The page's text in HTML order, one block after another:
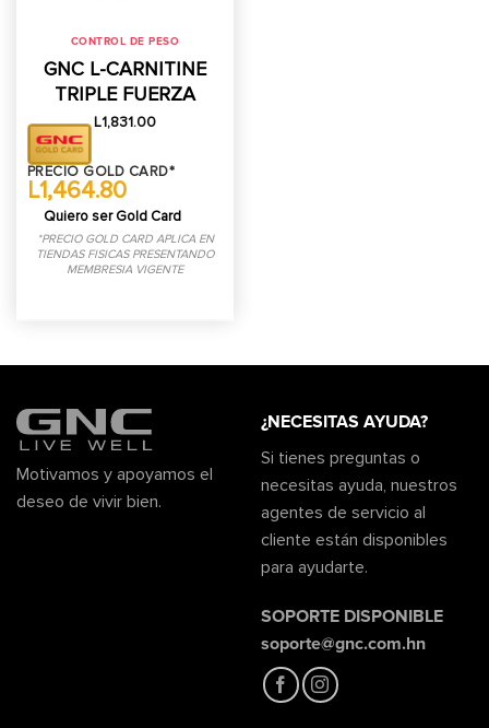
CONTROL DE PESO
GNC L-CARNITINE
TRIPLE FUERZA
L1,831.00
PRECIO GOLD CARD*
L1,464.80
Quiero ser Gold Card
*PRECIO GOLD CARD APLICA EN
TIENDAS FISICAS PRESENTANDO
MEMBRESIA VIGENTE
Motivamos y apoyamos el
deseo de vivir bien.
¿NECESITAS AYUDA?
Si tienes preguntas o
necesitas ayuda, nuestros
agentes de servicio al
cliente están disponibles
para ayudarte.
SOPORTE DISPONIBLE
soporte@gnc.com.hn